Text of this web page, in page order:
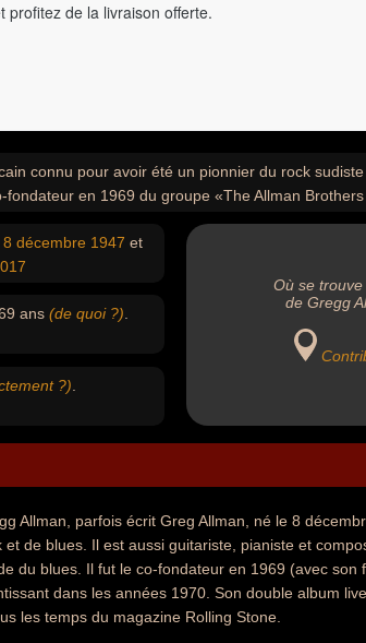
profitez de la livraison offerte.
connu pour avoir été un pionnier du rock
fondateur en 1969 du groupe «The Allman
de tous les temps du magazine Rolling Stone).
8 décembre 1947 et
ans (de quoi ?)
?)
Où se
de Gregg
Allman, parfois écrit Greg Allman, né le 8
de blues. Il est aussi guitariste, pianiste et
du blues. Il fut le co-fondateur en 1969 (avec son
dans les années 1970. Son double album
les temps du magazine Rolling Stone.